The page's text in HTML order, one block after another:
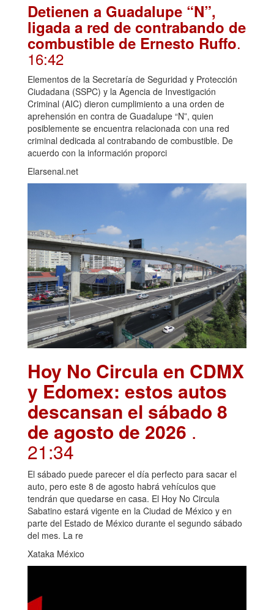
Detienen a Guadalupe “N”,
ligada a red de contrabando de
combustible de Ernesto Ruffo.
16:42
Elementos de la Secretaría de Seguridad y Protección
Ciudadana (SSPC) y la Agencia de Investigación
Criminal (AIC) dieron cumplimiento a una orden de
aprehensión en contra de Guadalupe “N”, quien
posiblemente se encuentra relacionada con una red
criminal dedicada al contrabando de combustible. De
acuerdo con la información proporci
Elarsenal.net
Hoy No Circula en CDMX
y Edomex: estos autos
descansan el sábado 8
de agosto de 2026 .
21:34
El sábado puede parecer el día perfecto para sacar el
auto, pero este 8 de agosto habrá vehículos que
tendrán que quedarse en casa. El Hoy No Circula
Sabatino estará vigente en la Ciudad de México y en
parte del Estado de México durante el segundo sábado
del mes. La re
Xataka México